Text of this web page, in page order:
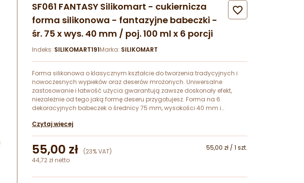
SF061 FANTASY Silikomart - cukiernicza
forma silikonowa - fantazyjne babeczki -
śr. 75 x wys. 40 mm / poj. 100 ml x 6 porcji

Indeks: SILIKOMART191Marka: SILIKOMART
Forma silikonowa o klasycznym kształcie do tworzenia tradycyjnych i
nowoczesnych wypieków oraz deserów mrożonych. Uniwersalne
zastosowanie i łatwość użycia gwarantują zawsze doskonały efekt,
niezależnie od tego jaką formę deseru przygotujesz. Forma na 6
dekoracyjnych babeczek o średnicy 75 mm, wysokości 40 mm i
Czytaj więcej
55,00 zł (23% VAT)
55,00 zł / 1 szt.
44,72 zł netto